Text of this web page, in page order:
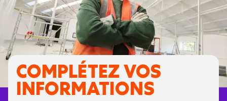
COMPLÉTEZ VOS
INFORMATIONS